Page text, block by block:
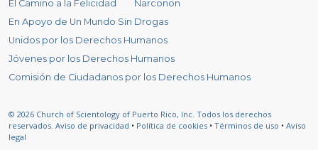
El Camino a la Felicidad
Narconon
En Apoyo de Un Mundo Sin Drogas
Unidos por los Derechos Humanos
Jóvenes por los Derechos Humanos
Comisión de Ciudadanos por los Derechos Humanos
© 2026 Church of Scientology of Puerto Rico, Inc. Todos los derechos
reservados. Aviso de privacidad • Política de cookies • Términos de uso • Aviso
legal